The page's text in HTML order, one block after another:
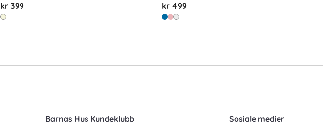
kr 399
kr 499
Barnas Hus Kundeklubb Sosiale medier